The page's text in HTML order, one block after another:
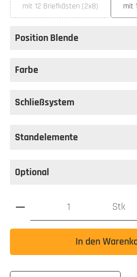
mit 12 Briefkästen (2x8)
(Diese Option ist zurzeit
mit
Position Blende
Farbe
Schließsystem
Standelemente
Optional
Produkt Anzahl: Gib den Stk
In den